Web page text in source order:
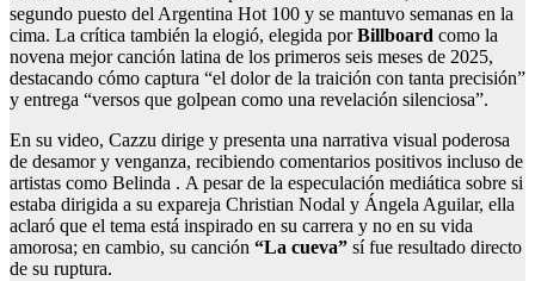
segundo puesto del Argentina Hot 100 y se mantuvo semanas en la
cima. La crítica también la elogió, elegida porBillboard como la
novena mejor canción latina de los primeros seis meses de 2025,
destacando cómo captura “el dolor de la traición con tanta precisión”
y entrega “versos que golpean como una revelación silenciosa”.
En su video, Cazzu dirige y presenta una narrativa visual poderosa
de desamor y venganza, recibiendo comentarios positivos incluso de
artistas como Belinda . A pesar de la especulación mediática sobre si
estaba dirigida a su expareja Christian Nodal y Ángela Aguilar, ella
aclaró que el tema está inspirado en su carrera y no en su vida
amorosa; en cambio, su canción “La cueva” sí fue resultado directo
de su ruptura.